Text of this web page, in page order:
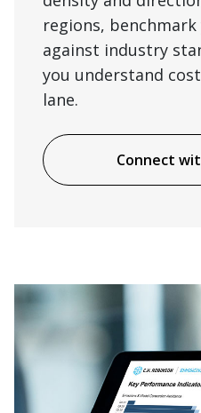
regions,
against industry
you understand
lane.
Connect